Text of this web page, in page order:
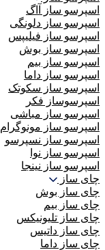
اسپرسو ساز آاگ
اسپرسو ساز دلونگی
اسپرسو ساز فیلیپس
اسپرسو ساز بوش
اسپرسو ساز بیم
اسپرسو ساز داما
اسپرسو ساز سکوتک
اسپرسوساز فکر
اسپرسو ساز مباشی
اسپرسو ساز مونوگرام
اسپرسو ساز نسپرسو
اسپرسو ساز نوا
اسپرسو ساز نینجا
چای ساز
چای ساز بوش
چای ساز بیم
چای ساز تلیونیکس
چای ساز داتیس
چای ساز داما